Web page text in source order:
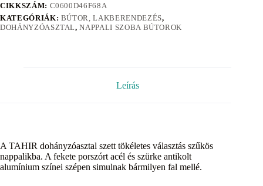
CIKKSZÁM: C0600D46F68A
KATEGÓRIÁK: BÚTOR, LAKBERENDEZÉS,
DOHÁNYZÓASZTAL,NAPPALI SZOBA BÚTOROK
Leírás
A TAHIR dohányzóasztal szett tökéletes választás szűkös
nappalikba. A fekete porszórt acél és szürke antikolt
alumínium színei szépen simulnak bármilyen fal mellé.